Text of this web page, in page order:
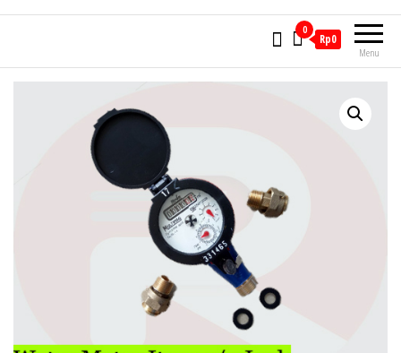
Menu
0
Rp0